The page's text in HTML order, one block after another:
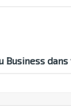
Business